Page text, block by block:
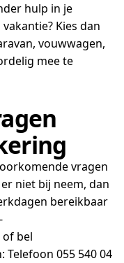
hulp in je
Kies dan
vouwwagen,
mee te
vragen
niet bij neem, dan
bereikbaar
of bel
055 540 04